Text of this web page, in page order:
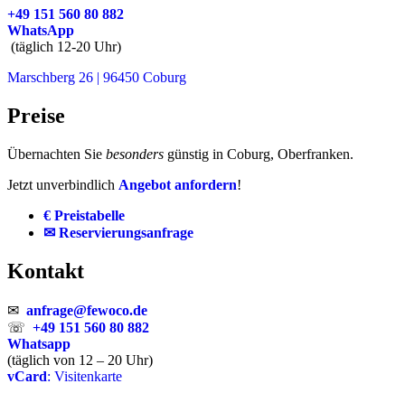
+49 151 560 80 882
WhatsApp
(täglich 12-20 Uhr)
Marschberg 26 | 96450 Coburg
Preise
Übernachten Sie besonders günstig in Coburg, Oberfranken.
Jetzt unverbindlich Angebot anfordern!
€ Preistabelle
✉ Reservierungsanfrage
Kontakt
✉ anfrage@fewoco.de
☏ +49 151 560 80 882
Whatsapp
(täglich von 12 – 20 Uhr)
vCard: Visitenkarte